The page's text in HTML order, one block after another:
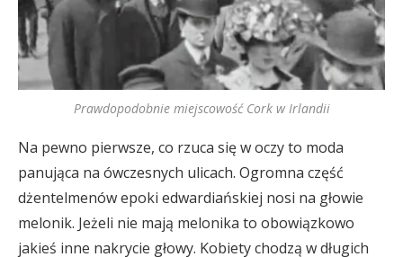
Prawdopodobnie miejscowość Cork w Irlandii
Na pewno pierwsze, co rzuca się w oczy to moda
panująca na ówczesnych ulicach. Ogromna część
dżentelmenów epoki edwardiańskiej nosi na głowie
melonik. Jeżeli nie mają melonika to obowiązkowo
jakieś inne nakrycie głowy. Kobiety chodzą w długich